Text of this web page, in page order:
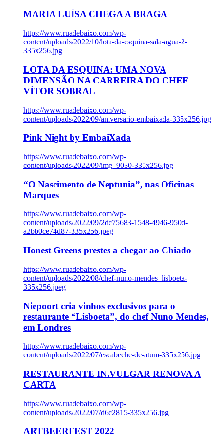
MARIA LUÍSA CHEGA A BRAGA
https://www.ruadebaixo.com/wp-
content/uploads/2022/10/lota-da-esquina-sala-agua-2-
335x256.jpg
LOTA DA ESQUINA: UMA NOVA
DIMENSÃO NA CARREIRA DO CHEF
VÍTOR SOBRAL
https://www.ruadebaixo.com/wp-
content/uploads/2022/09/aniversario-embaixada-335x256.jpg
Pink Night by EmbaiXada
https://www.ruadebaixo.com/wp-
content/uploads/2022/09/img_9030-335x256.jpg
“O Nascimento de Neptunia”, nas Oficinas
Marques
https://www.ruadebaixo.com/wp-
content/uploads/2022/09/2dc75683-1548-4946-950d-
a2bb0ce74d87-335x256.jpeg
Honest Greens prestes a chegar ao Chiado
https://www.ruadebaixo.com/wp-
content/uploads/2022/08/chef-nuno-mendes_lisboeta-
335x256.jpeg
Niepoort cria vinhos exclusivos para o
restaurante “Lisboeta”, do chef Nuno Mendes,
em Londres
https://www.ruadebaixo.com/wp-
content/uploads/2022/07/escabeche-de-atum-335x256.jpg
RESTAURANTE IN.VULGAR RENOVA A
CARTA
https://www.ruadebaixo.com/wp-
content/uploads/2022/07/d6c2815-335x256.jpg
ARTBEERFEST 2022